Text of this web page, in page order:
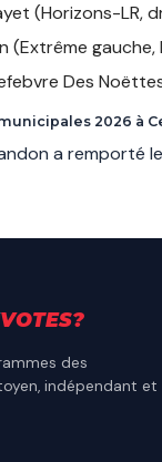
(Horizons-LR,
(Extrême gauche,
Des
2026 à
a remporté
VOTES?
des
indépendant et